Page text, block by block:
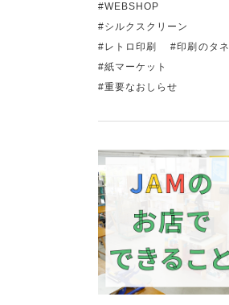
WEBSHOP
シルクスクリーン
レトロ印刷
印刷のタネ
紙マーケット
重要なおしらせ